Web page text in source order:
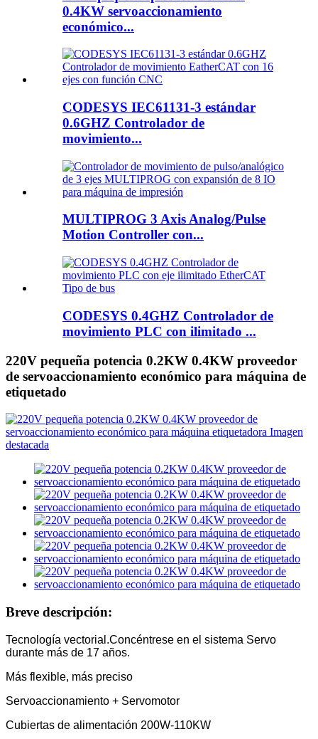
0.4KW servoaccionamiento
económico...
CODESYS IEC61131-3 estándar
0.6GHZ Controlador de
movimiento...
MULTIPROG 3 Axis Analog/Pulse
Motion Controller con...
CODESYS 0.4GHZ Controlador de
movimiento PLC con ilimitado ...
220V pequeña potencia 0.2KW 0.4KW proveedor
de servoaccionamiento económico para máquina de
etiquetado
Breve descripción:
Tecnología vectorial.Concéntrese en el sistema Servo
durante más de 17 años.
Más flexible, más preciso
Servoaccionamiento + Servomotor
Cubiertas de alimentación 200W-110KW